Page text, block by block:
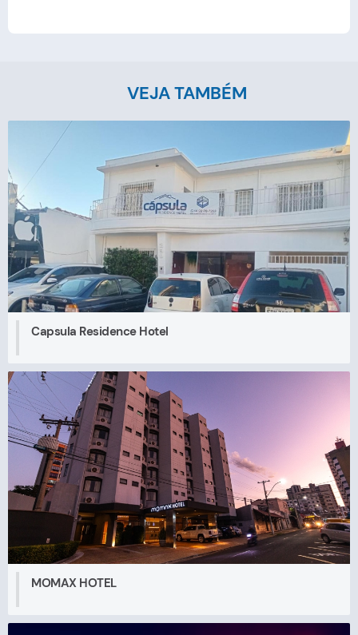
VEJA TAMBÉM
Capsula Residence Hotel
MOMAX HOTEL